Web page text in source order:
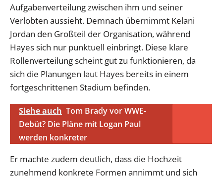
Aufgabenverteilung zwischen ihm und seiner
Verlobten aussieht. Demnach übernimmt Kelani
Jordan den Großteil der Organisation, während
Hayes sich nur punktuell einbringt. Diese klare
Rollenverteilung scheint gut zu funktionieren, da
sich die Planungen laut Hayes bereits in einem
fortgeschrittenen Stadium befinden.
Siehe auch Tom Brady vor WWE-
Debüt? Die Pläne mit Logan Paul
werden konkreter
Er machte zudem deutlich, dass die Hochzeit
zunehmend konkrete Formen annimmt und sich